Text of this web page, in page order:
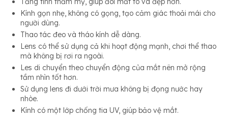
Kính gọn nhẹ, không có gọng, tạo cảm giác thoải mái cho
người dùng.
Thao tác đeo và tháo kính dễ dàng.
Lens có thể sử dụng cả khi hoạt động mạnh, chơi thể thao
mà không bị rơi ra ngoài.
Les di chuyển theo chuyển động của mắt nên mở rộng
tầm nhìn tốt hơn.
Sử dụng lens đi dưới trời mưa không bị đọng nước hay
nhòe.
Kính có một lớp chống tia UV, giúp bảo vệ mắt.